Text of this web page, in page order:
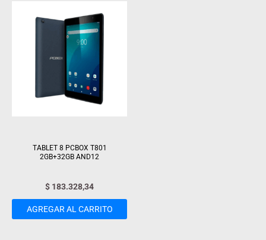
TABLET 8 PCBOX T801
2GB+32GB AND12
$ 183.328,34
AGREGAR AL CARRITO